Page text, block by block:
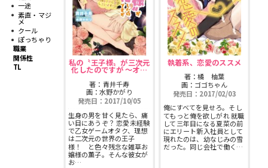
arca comics
G-Lish
スフレコミックス
ロイヤルキス＆チュールキス
ジャンルから探す
BLコミック
メニュー
ニュース
一途
素直・マジ
メ
クール
ぽっちゃり
職業
関係性
TL
私の〝王子様〟が三次元
化したのですが ～オ…
著：青井千寿
画：水野かがり
発売日：2017/10/05
生身の男を甘く見たら、痛
い目にあうぞ？ 恋愛未経験
で乙女ゲームオタク、理想
は二次元の世界の王子
様！ と色々残念な雑草お
嬢様の薫子。そんな彼女が
お…
執着系、恋愛のススメ
著：橘 柚葉
画：ゴゴちゃん
発売日：2017/02/03
俺にすべてを見せろ。そし
てもっと俺を欲しがれ 就職
して三年目になる夏菜の前
にエリート新入社員として
現れたのは、幼なじみの雪
だった。同じ会社で働く…